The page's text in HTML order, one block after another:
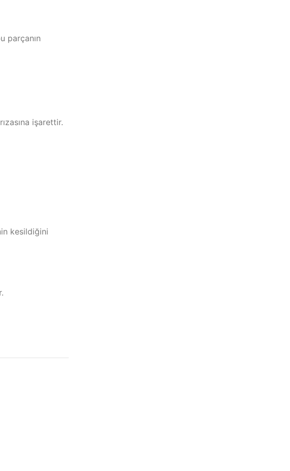
parçanın
işarettir.
kesildiğini